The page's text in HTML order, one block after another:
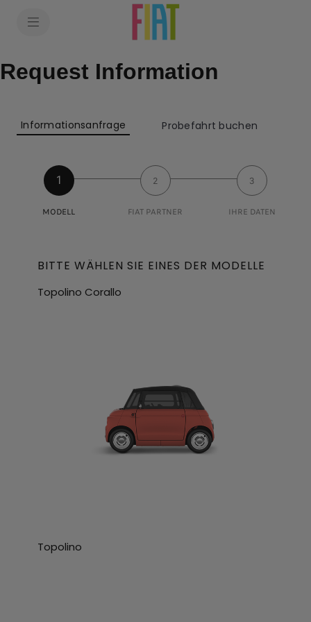
Request Information
Informationsanfrage Probefahrt buchen
1
MODELL
2
FIAT PARTNER
3
IHRE DATEN
BITTE WÄHLEN SIE EINES DER MODELLE
Topolino Corallo
Topolino